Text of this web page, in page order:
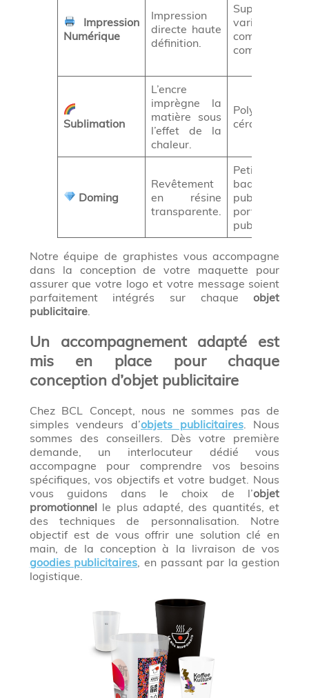
Impression
Numérique
Impression
directe haute
définition.
Supports
variés, y
compris
complexes.
Sublimation
L’encre
imprègne la
matière sous
l’effet de la
chaleur.
Polyester,
céramique.
Doming
Revêtement
en résine
transparente.
Petits objets,
badges
publicitaires,
porte-clés
publicitaires.
Notre équipe de graphistes vous accompagne
dans la conception de votre maquette pour
assurer que votre logo et votre message soient
parfaitement intégrés sur chaqueobjet
publicitaire.
Un accompagnement adapté est
mis en place pour chaque
conception d’objet publicitaire
Chez BCL Concept, nous ne sommes pas de
simples vendeurs d’objets publicitaires. Nous
sommes des conseillers. Dès votre première
demande, un interlocuteur dédié vous
accompagne pour comprendre vos besoins
spécifiques, vos objectifs et votre budget. Nous
vous guidons dans le choix de l’objet
promotionnelle plus adapté, des quantités, et
des techniques de personnalisation. Notre
objectif est de vous offrir une solution clé en
main, de la conception à la livraison de vos
goodies publicitaires , en passant par la gestion
logistique.